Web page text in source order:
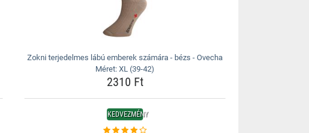
Zokni terjedelmes lábú emberek számára - bézs - Ovecha
Méret: XL (39-42)
2310 Ft
KEDVEZMÉNY